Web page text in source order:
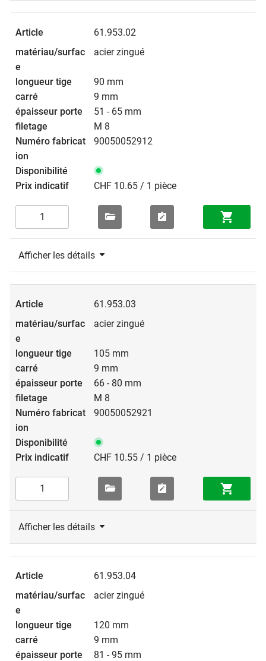
61.953.02
acier zingué
90 mm
9 mm
51 - 65 mm
M 8
90050052912
CHF 10.65 / 1 pièce
Afficher les détails
61.953.03
acier zingué
105 mm
9 mm
66 - 80 mm
M 8
90050052921
CHF 10.55 / 1 pièce
Afficher les détails
61.953.04
acier zingué
120 mm
9 mm
81 - 95 mm